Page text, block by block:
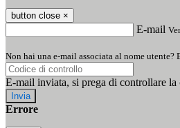
button close ×
E-mail
Non hai una e-mail associata al nome
E-mail inviata, si prega di controllare la
Errore